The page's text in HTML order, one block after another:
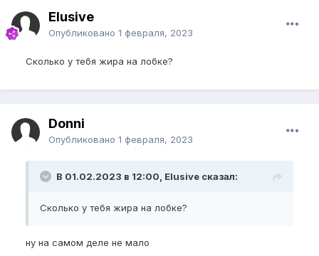
Elusive
Опубликовано 1 февраля, 2023
Сколько у тебя жира на лобке?
Donni
Опубликовано 1 февраля, 2023
В 01.02.2023 в 12:00, Elusive сказал:
Сколько у тебя жира на лобке?
ну на самом деле не мало